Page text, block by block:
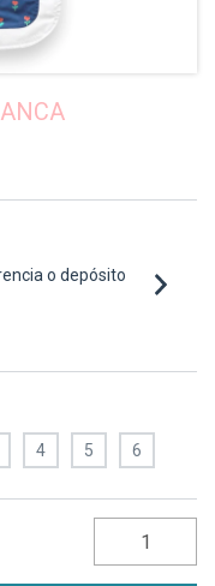
o depósito
4 5 6